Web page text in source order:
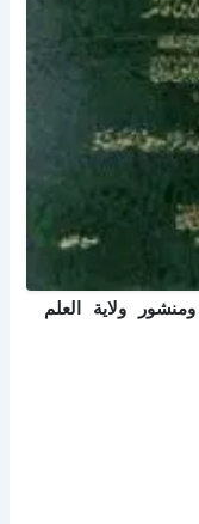
ولاية العلم